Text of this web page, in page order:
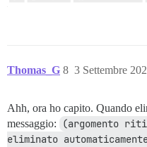
Thomas_G 3 Settembre
8
Ahh, ora ho capito. Quando
messaggio:
(argomento
eliminato